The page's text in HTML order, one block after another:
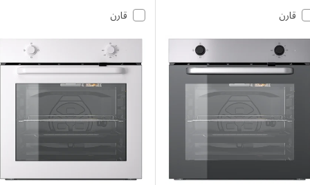
قارن قارن